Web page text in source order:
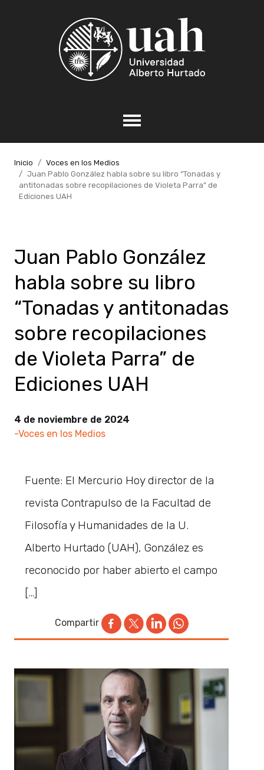
Inicio
Voces en los Medios
Juan Pablo González habla sobre su libro “Tonadas y
antitonadas sobre recopilaciones de Violeta Parra” de
Ediciones UAH
Juan Pablo González
habla sobre su libro
“Tonadas y antitonadas
sobre recopilaciones
de Violeta Parra” de
Ediciones UAH
4 de noviembre de 2024
-Voces en los Medios
Fuente: El Mercurio Hoy director de la
revista Contrapulso de la Facultad de
Filosofía y Humanidades de la U.
Alberto Hurtado (UAH), González es
reconocido por haber abierto el campo
[…]
Compartir